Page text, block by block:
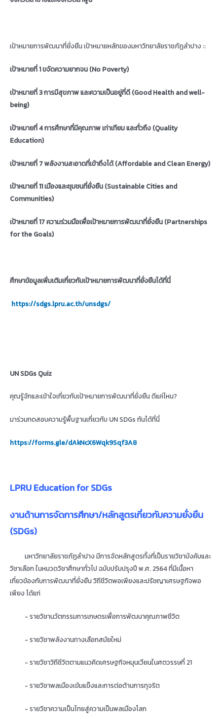
เป้าหมายการพัฒนาที่ยั่งยืน เป้าหมายหลักของมหาวิทยาลัยราชภัฏลำปาง ::
เป้าหมายที่ 1 ขจัดความยากจน (No Poverty)
เป้าหมายที่ 3 การมีสุขภาพ และความเป็นอยู่ที่ดี (Good Health and well-
being)
เป้าหมายที่ 4 การศึกษาที่มีคุณภาพ เท่าเทียม และทั่วถึง (Quality
Education)
เป้าหมายที่ 7 พลังงานสะอาดที่เข้าถึงได้ (Affordable and Clean Energy)
เป้าหมายที่ 11 เมืองและชุมชนที่ยั่งยืน (Sustainable Cities and
Communities)
เป้าหมายที่ 17 ความร่วมมือเพื่อเป้าหมายการพัฒนาที่ยั่งยืน (Partnerships
for the Goals)
ศึกษาข้อมูลเพิ่มเติมเกี่ยวกับเป้าหมายการพัฒนาที่ยั่งยืนได้ที่นี่
https://sdgs.lpru.ac.th/unsdgs/
UN SDGs Quiz
คุณรู้จักและเข้าใจเกี่ยวกับเป้าหมายการพัฒนาที่ยั่งยืน ดีแค่ไหน?
มาร่วมทดสอบความรู้พื้นฐานเกี่ยวกับ UN SDGs กันได้ที่นี่
https://forms.gle/dAkNcX6Wqk9Sqf3A8
LPRU Education for SDGs
งานด้านการจัดการศึกษา/หลักสูตรเกี่ยวกับความยั่งยืน
(SDGs)
มหาวิทยาลัยราชภัฏลำปาง มีการจัดหลักสูตรทั้งที่เป็นรายวิชาบังคับและ
วิชาเลือก ในหมวดวิชาศึกษาทั่วไป ฉบับปรับปรุงปี พ.ศ. 2564 ที่มีเนื้อหา
เกี่ยวข้องกับการพัฒนาที่ยั่งยืน วิถีชีวิตพอเพียงและปรัชญาเศรษฐกิจพอ
เพียง ได้แก่
- รายวิชานวัตกรรมการเกษตรเพื่อการพัฒนาคุณภาพชีวิต
- รายวิชาพลังงานทางเลือกสมัยใหม่
- รายวิชาวิถีชีวิตตามแนวคิดเศรษฐกิจหมุนเวียนในศตวรรษที่ 21
- รายวิชาพลเมืองเข้มแข็งและการต่อต้านการทุจริต
- รายวิชาความเป็นไทยสู่ความเป็นพลเมืองโลก